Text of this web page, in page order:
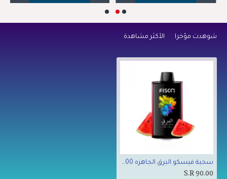
شوهدت مؤخراً الأكثر مشاهدة
سحبة فيسكو البرق الجاهزه 25000 بف بطيخ
S.R 90.00